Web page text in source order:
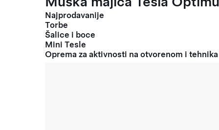
Najprodavanije
Torbe
Šalice i boce
Mini Tesle
Oprema za aktivnosti na otvorenom i tehnika